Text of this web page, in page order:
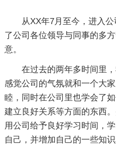
从XX年7月至今，进入
了公司各位领导与同事的多
意。
在过去的两年多时间里
感觉公司的气氛就和一个大
睦，同时在公司里也学会了
建立良好关系等方面的东西
用公司给予良好学习时间，
自己，并增加自己的一些知